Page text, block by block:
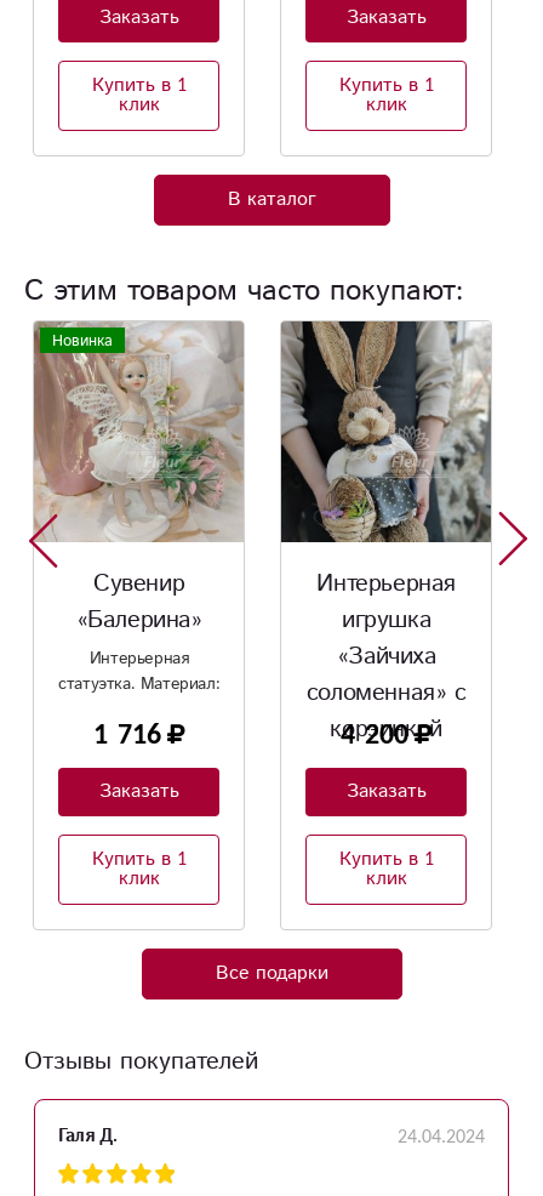
Заказать
Купить в 1
клик
Заказать
Купить в 1
клик
В каталог
С этим товаром часто покупают:
Интерьерная
игрушка
«Зайчиха
соломенная» с
корзинкой
4 200
Заказать
Купить в 1
клик
Сувенир
«Мишки под
зонтом»
1 140
Заказать
Купить в 1
клик
Все подарки
Отзывы покупателей
Галя Д. 24.04.2024